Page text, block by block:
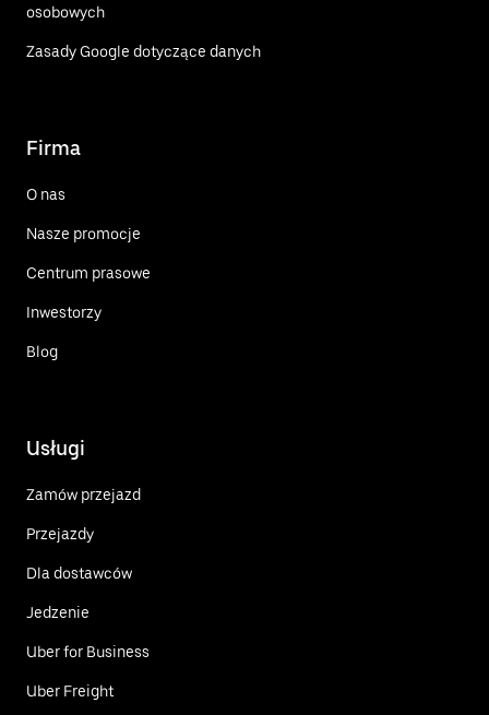
osobowych
Zasady Google dotyczące danych
Firma
O nas
Nasze promocje
Centrum prasowe
Inwestorzy
Blog
Usługi
Zamów przejazd
Przejazdy
Dla dostawców
Jedzenie
Uber for Business
Uber Freight